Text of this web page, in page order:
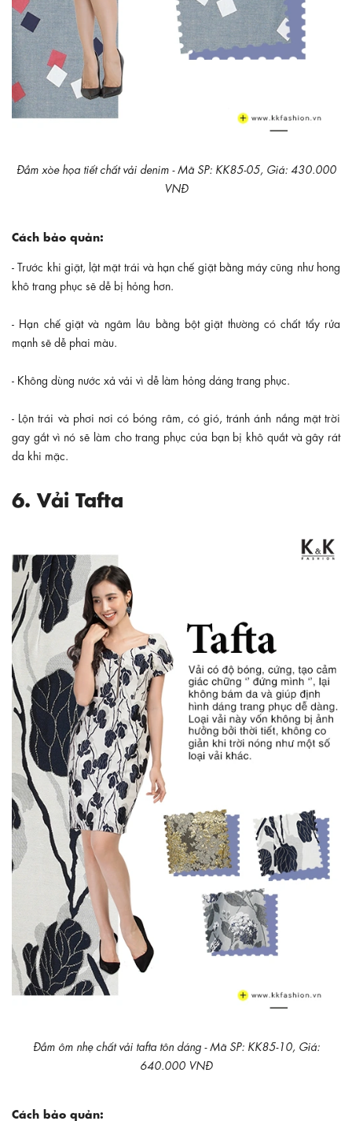
Đầm xòe họa tiết chất vải denim - Mã SP: KK85-05, Giá: 430.000
VNĐ
Cách bảo quản:
- Trước khi giặt, lật mặt trái và hạn chế giặt bằng máy cũng như hong
khô trang phục sẽ dễ bị hỏng hơn.
- Hạn chế giặt và ngâm lâu bằng bột giặt thường có chất tẩy rửa
mạnh sẽ dễ phai màu.
- Không dùng nước xả vải vì dễ làm hỏng dáng trang phục.
- Lộn trái và phơi nơi có bóng râm, có gió, tránh ánh nắng mặt trời
gay gắt vì nó sẽ làm cho trang phục của bạn bị khô quắt và gây rát
da khi mặc.
6. Vải Tafta
Đầm ôm nhẹ chất vải tafta tôn dáng - Mã SP: KK85-10, Giá:
640.000 VNĐ
Cách bảo quản: